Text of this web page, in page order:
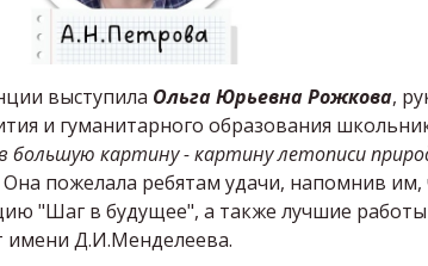
выступила Ольга Юрьевна Рожкова,
и гуманитарного образования
картину - картину летописи
пожелала ребятам удачи, напомнив им,
"Шаг в будущее", а также лучшие
имени Д.И.Менделеева.